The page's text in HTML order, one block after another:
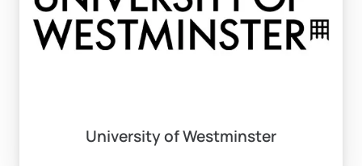
University of Westminster